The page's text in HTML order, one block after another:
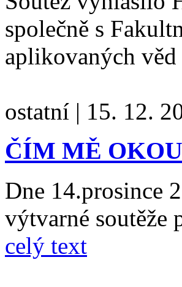
společně s
aplikovaných
ostatní | 15. 12.
ČÍM MĚ
Dne 14.prosince
výtvarné soutěže
celý text